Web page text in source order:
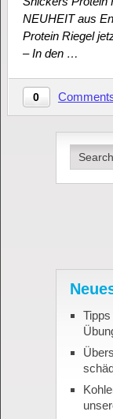
NEUHEIT aus
Protein Riegel
– In den …
0